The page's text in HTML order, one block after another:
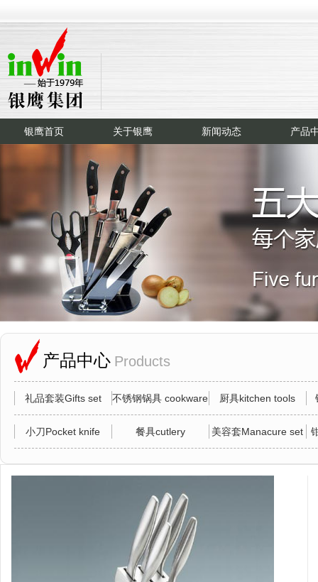
银鹰首页 关于银鹰 新闻动态 产品
产品中心 Products
礼品套装Gifts set 不锈钢锅具 cookware 厨具kitchen tools
小刀Pocket knife 餐具cutlery 美容套Manacure set